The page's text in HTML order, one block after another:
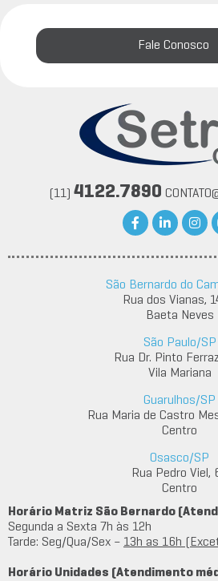
(11) 4122.7890
São Bernardo do
Rua dos Vianas,
Baeta Neves
São Paulo/SP
Rua Dr. Pinto
Vila Mariana
Guarulhos/SP
Rua Maria de Castro
Centro
Osasco/SP
Rua Pedro Viel,
Centro
Horário Matriz São Bernardo
Segunda a Sexta 7h às 12h
Tarde: Seg/Qua/Sex – 13h as 16h
Horário Unidades (Atendimento
Fale Conosco